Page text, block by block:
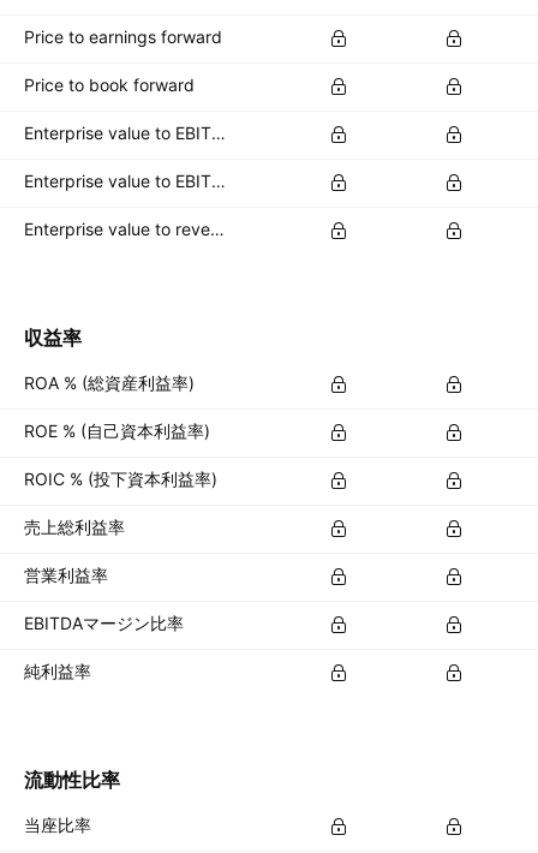
Price to earnings forward
Price to book forward
Enterprise value to EBITDA forward
Enterprise value to EBIT forward
Enterprise value to revenue forward
収益率
ROA % (総資産利益率)
ROE % (自己資本利益率)
ROIC % (投下資本利益率)
売上総利益率
営業利益率
EBITDAマージン比率
純利益率
流動性比率
当座比率